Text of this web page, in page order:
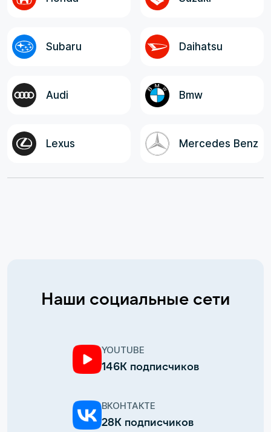
Subaru Daihatsu
Audi Bmw
Lexus Mercedes Benz
Наши социальные сети
YOUTUBE
146К подписчиков
ВКОНТАКТЕ
28К подписчиков